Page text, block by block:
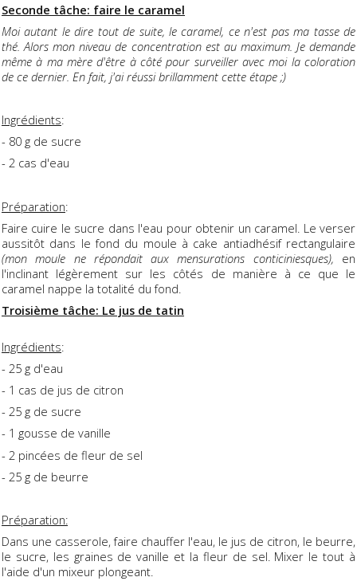
Seconde tâche: faire le caramel
Moi autant le dire tout de suite, le caramel, ce n'est pas ma tasse de
thé. Alors mon niveau de concentration est au maximum. Je demande
même à ma mère d'être à côté pour surveiller avec moi la coloration
de ce dernier. En fait, j'ai réussi brillamment cette étape ;)
Ingrédients:
- 80 g de sucre
- 2 cas d'eau
Préparation:
Faire cuire le sucre dans l'eau pour obtenir un caramel. Le verser
aussitôt dans le fond du moule à cake antiadhésif rectangulaire
(mon moule ne répondait aux mensurations conticiniesques), en
l'inclinant légèrement sur les côtés de manière à ce que le
caramel nappe la totalité du fond.
Troisième tâche: Le jus de tatin
Ingrédients:
- 25 g d'eau
- 1 cas de jus de citron
- 25 g de sucre
- 1 gousse de vanille
- 2 pincées de fleur de sel
- 25 g de beurre
Préparation:
Dans une casserole, faire chauffer l'eau, le jus de citron, le beurre,
le sucre, les graines de vanille et la fleur de sel. Mixer le tout à
l'aide d'un mixeur plongeant.